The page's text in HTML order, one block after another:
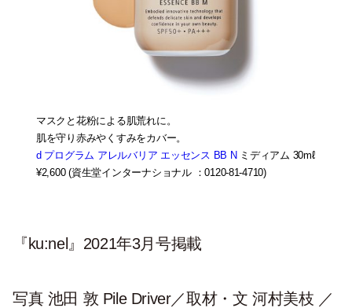
マスクと花粉による肌荒れに。
肌を守り赤みやくすみをカバー。
d プログラム アレルバリア エッセンス BB N ミディアム 30mℓ
¥2,600 (資生堂インターナショナル ：0120-81-4710)
『ku:nel』2021年3月号掲載
写真 池田 敦 Pile Driver／取材・文 河村美枝 ／